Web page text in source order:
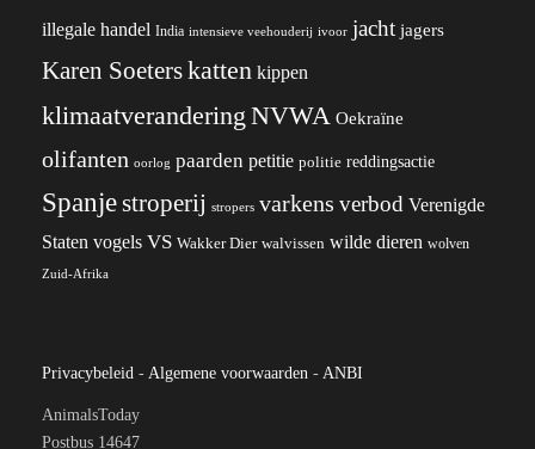
illegale handel India intensieve veehouderij ivoor jacht jagers
Karen Soeterskatten kippen
klimaatverandering NVWA Oekraïne
olifanten oorlog paarden petitie politie reddingsactie
Spanjestroperij stropers varkens verbod Verenigde
Staten vogels VS Wakker Dier walvissen wilde dieren wolven
Zuid-Afrika
Privacybeleid - Algemene voorwaarden - ANBI
AnimalsToday
Postbus 14647